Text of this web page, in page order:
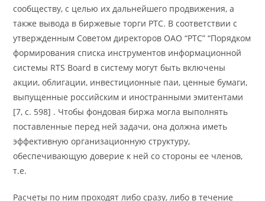
сообществу, с целью их дальнейшего продвижения, а
также вывода в биржевые торги РТС. В соответствии с
утвержденным Советом директоров ОАО “РТС” “Порядком
формирования списка инструментов информационной
системы RTS Board в систему могут быть включены
акции, облигации, инвестиционные паи, ценные бумаги,
выпущенные российским и иностранными эмитентами
[7, c. 598] . Чтобы фондовая биржа могла выполнять
поставленные перед ней задачи, она должна иметь
эффективную организационную структуру,
обеспечивающую доверие к ней со стороны ее членов,
т.е.
Расчеты по ним проходят либо сразу, либо в течение